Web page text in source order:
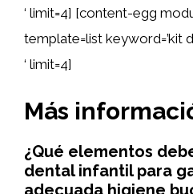
‘ limit=4] [content-egg
template=list keyword=’kit
‘ limit=4]
Más
¿Qué elementos
dental infantil para
adecuada higiene